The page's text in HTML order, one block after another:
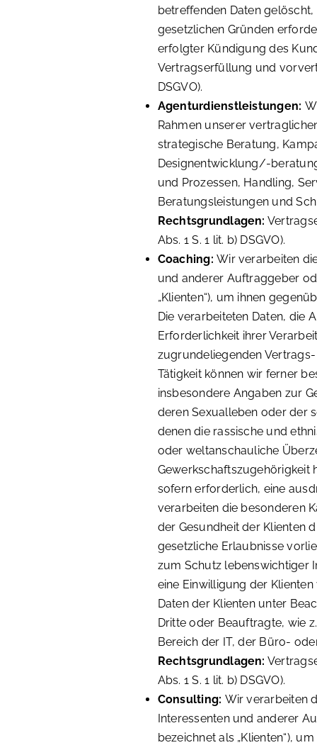
betreffenden Daten
gesetzlichen Gründen
erfolgter Kündigung des
Vertragserfüllung und
DSGVO).
Agenturdienstleistungen:
Rahmen unserer
strategische Beratung,
Designentwicklung/-
und Prozessen, Handling,
Beratungsleistungen und
Rechtsgrundlagen:
Abs. 1 S. 1 lit. b) DSGVO).
Coaching:Wir verarbeiten
und anderer Auftraggeber
„Klienten“), um ihnen
Die verarbeiteten Daten, die
Erforderlichkeit ihrer
zugrundeliegenden
Tätigkeit können wir ferner
insbesondere Angaben zur
deren Sexualleben oder der
denen die rassische und
oder weltanschauliche
Gewerkschaftszugehörigkeit
sofern erforderlich, eine
verarbeiten die besonderen
der Gesundheit der Klienten
gesetzliche Erlaubnisse
zum Schutz lebenswichtiger
eine Einwilligung der
Daten der Klienten unter
Dritte oder Beauftragte, wie
Bereich der IT, der Büro-
Rechtsgrundlagen:
Abs. 1 S. 1 lit. b) DSGVO).
Consulting: Wir verarbeiten
Interessenten und anderer
bezeichnet als „Klienten“),